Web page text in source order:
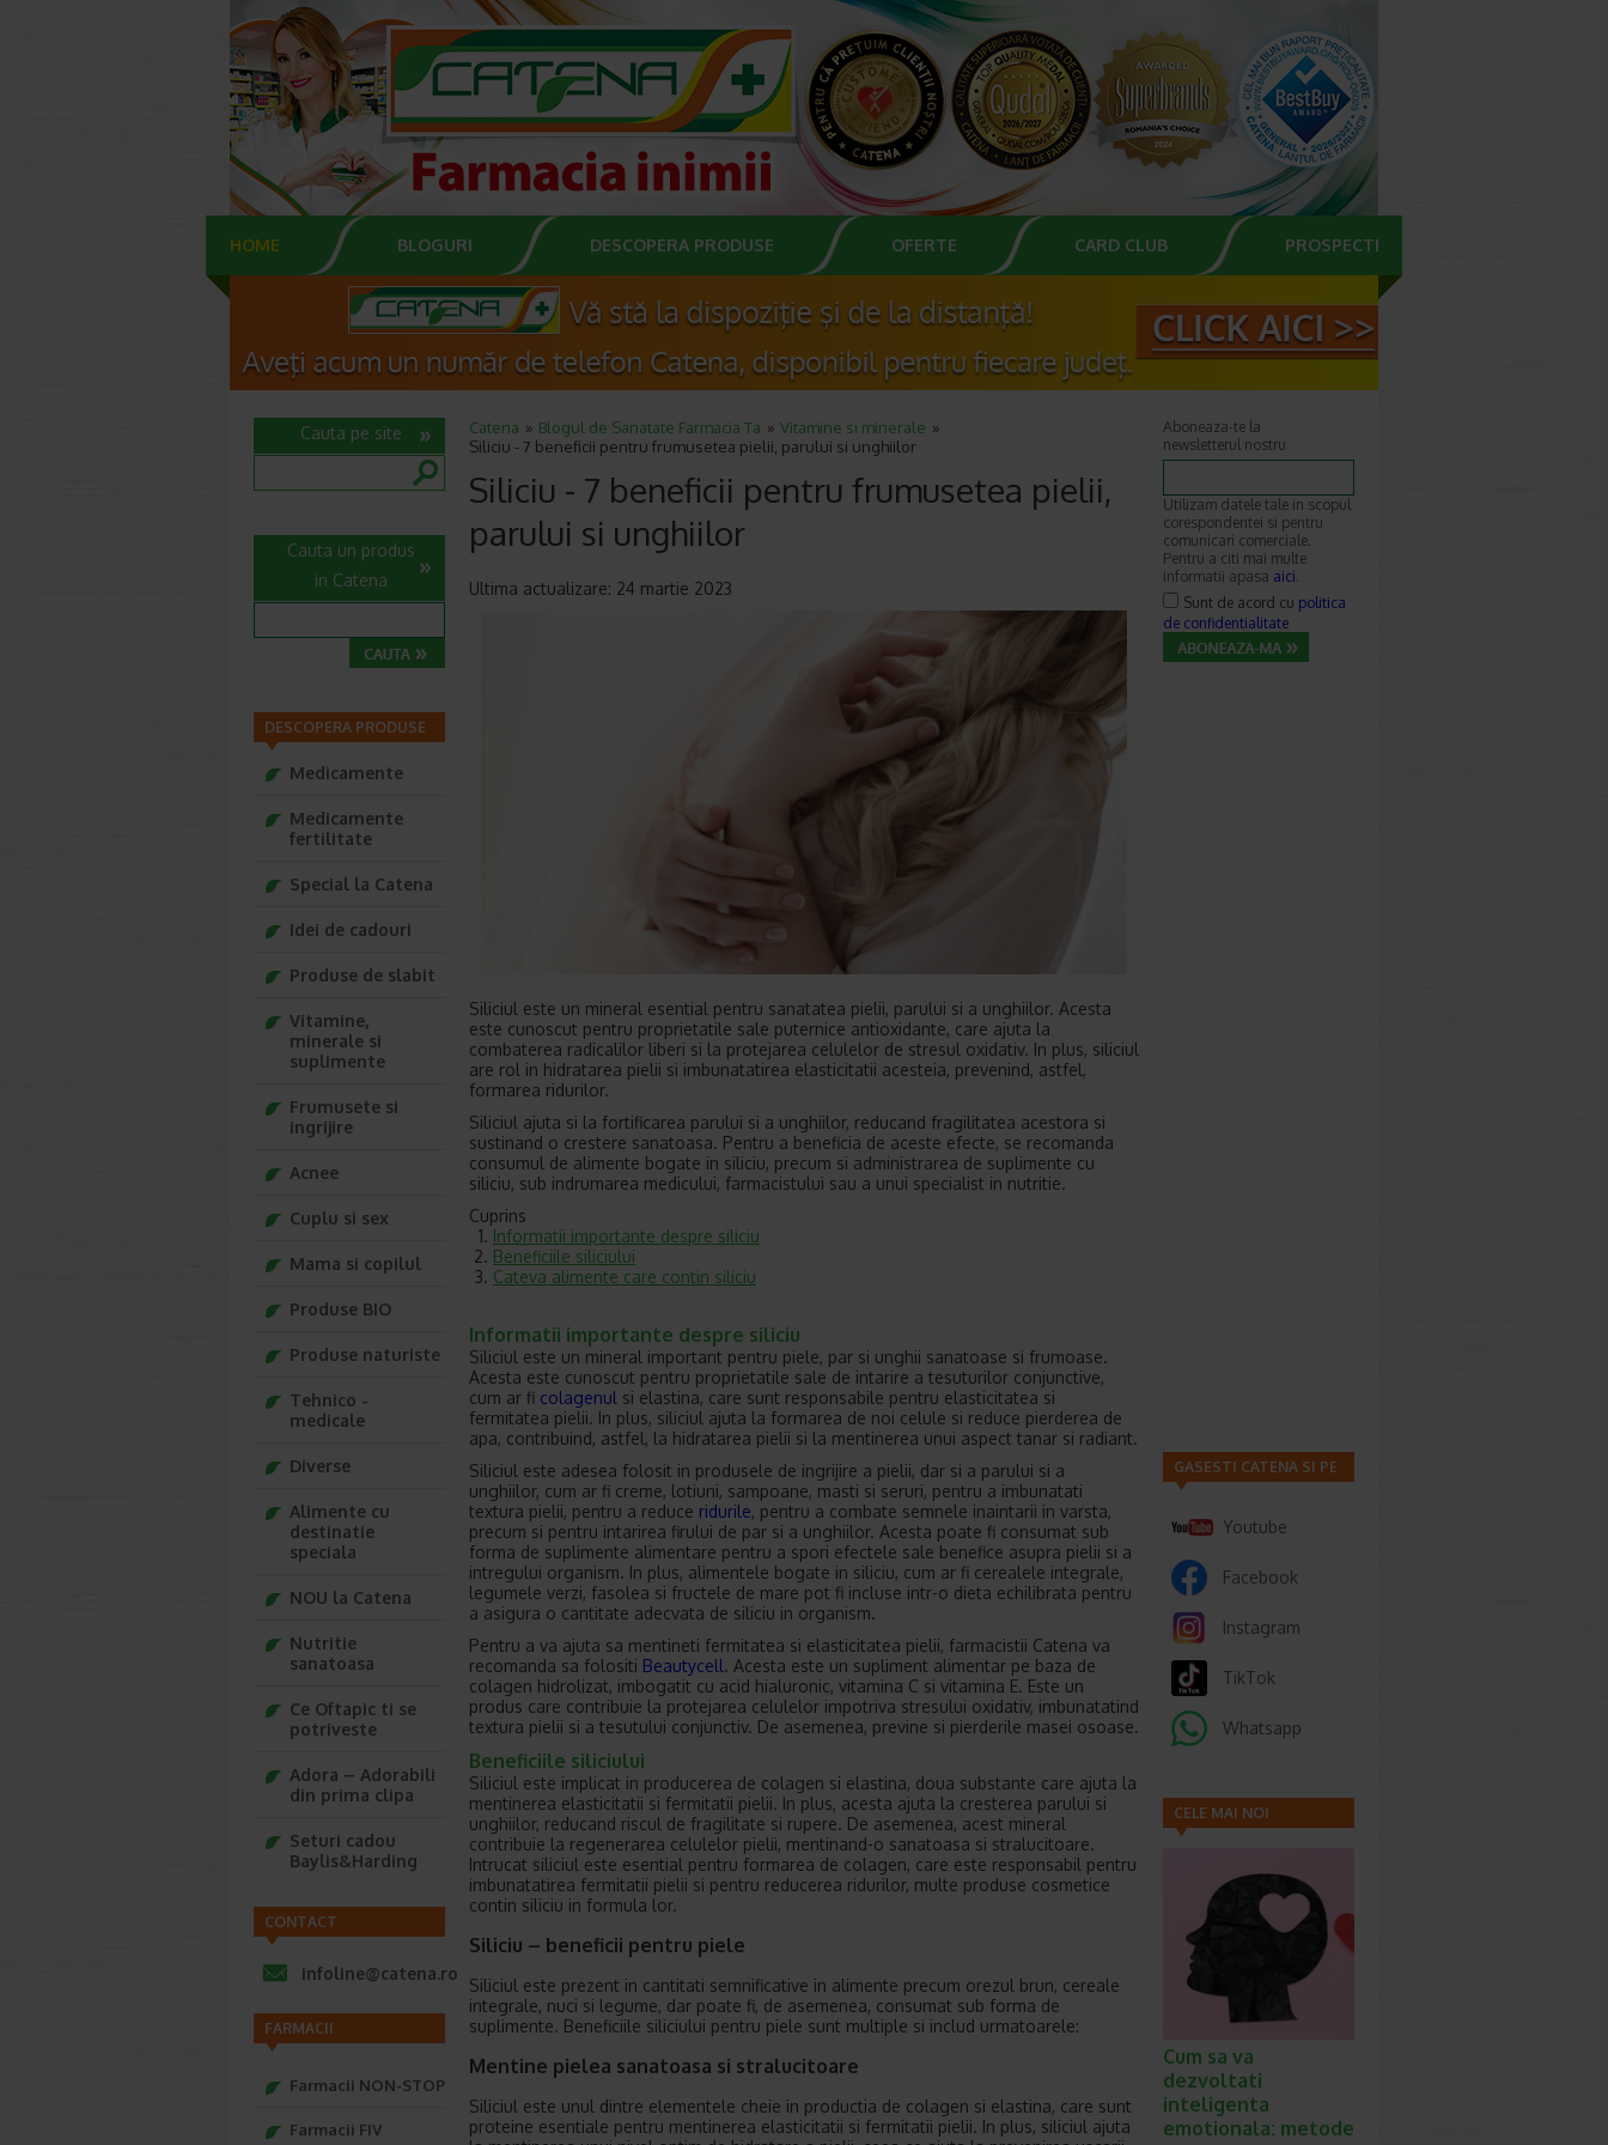
HOME BLOGURI DESCOPERA PRODUSE OFERTE CARD CLUB PROSPECTE
Catena Blogul de Sanatate Farmacia Ta
Vitamine si minerale
Siliciu - 7 beneficii pentru frumusetea pielii, parului si unghiilor
Siliciu - 7 beneficii pentru frumusetea pielii,
parului si unghiilor
Ultima actualizare: 24 martie 2023
Siliciul este un mineral esential pentru sanatatea pielii, parului si a unghiilor. Acesta
este cunoscut pentru proprietatile sale puternice antioxidante, care ajuta la
combaterea radicalilor liberi si la protejarea celulelor de stresul oxidativ. In plus, siliciul
are rol in hidratarea pielii si imbunatatirea elasticitatii acesteia, prevenind, astfel,
formarea ridurilor.
Siliciul ajuta si la fortificarea parului si a unghiilor, reducand fragilitatea acestora si
sustinand o crestere sanatoasa. Pentru a beneficia de aceste efecte, se recomanda
consumul de alimente bogate in siliciu, precum si administrarea de suplimente cu
siliciu, sub indrumarea medicului, farmacistului sau a unui specialist in nutritie.
Cuprins
Informatii importante despre siliciu
Beneficiile siliciului
Cateva alimente care contin siliciu
Informatii importante despre siliciu
Siliciul este un mineral important pentru piele, par si unghii sanatoase si frumoase.
Acesta este cunoscut pentru proprietatile sale de intarire a tesuturilor conjunctive,
cum ar fi colagenul si elastina, care sunt responsabile pentru elasticitatea si
fermitatea pielii. In plus, siliciul ajuta la formarea de noi celule si reduce pierderea de
apa, contribuind, astfel, la hidratarea pielii si la mentinerea unui aspect tanar si radiant.
Siliciul este adesea folosit in produsele de ingrijire a pielii, dar si a parului si a
unghiilor, cum ar fi creme, lotiuni, sampoane, masti si seruri, pentru a imbunatati
textura pielii, pentru a reduce ridurile, pentru a combate semnele inaintarii in varsta,
precum si pentru intarirea firului de par si a unghiilor. Acesta poate fi consumat sub
forma de suplimente alimentare pentru a spori efectele sale benefice asupra pielii si a
intregului organism. In plus, alimentele bogate in siliciu, cum ar fi cerealele integrale,
legumele verzi, fasolea si fructele de mare pot fi incluse intr-o dieta echilibrata pentru
a asigura o cantitate adecvata de siliciu in organism.
Pentru a va ajuta sa mentineti fermitatea si elasticitatea pielii, farmacistii Catena va
recomanda sa folositi Beautycell. Acesta este un supliment alimentar pe baza de
colagen hidrolizat, imbogatit cu acid hialuronic, vitamina C si vitamina E. Este un
produs care contribuie la protejarea celulelor impotriva stresului oxidativ, imbunatatind
textura pielii si a tesutului conjunctiv. De asemenea, previne si pierderile masei osoase.
Beneficiile siliciului
Siliciul este implicat in producerea de colagen si elastina, doua substante care ajuta la
mentinerea elasticitatii si fermitatii pielii. In plus, acesta ajuta la cresterea parului si
unghiilor, reducand riscul de fragilitate si rupere. De asemenea, acest mineral
contribuie la regenerarea celulelor pielii, mentinand-o sanatoasa si stralucitoare.
Intrucat siliciul este esential pentru formarea de colagen, care este responsabil pentru
imbunatatirea fermitatii pielii si pentru reducerea ridurilor, multe produse cosmetice
contin siliciu in formula lor.
Siliciu – beneficii pentru piele
Siliciul este prezent in cantitati semnificative in alimente precum orezul brun, cereale
integrale, nuci si legume, dar poate fi, de asemenea, consumat sub forma de
suplimente. Beneficiile siliciului pentru piele sunt multiple si includ urmatoarele:
Mentine pielea sanatoasa si stralucitoare
Siliciul este unul dintre elementele cheie in productia de colagen si elastina, care sunt
proteine esentiale pentru mentinerea elasticitatii si fermitatii pielii. In plus, siliciul ajuta
Cauta pe site
Cauta un produs
in Catena
DESCOPERA PRODUSE
Medicamente
Medicamente
fertilitate
Special la Catena
Idei de cadouri
Produse de slabit
Vitamine,
minerale si
suplimente
Frumusete si
ingrijire
Acnee
Cuplu si sex
Mama si copilul
Produse BIO
Produse naturiste
Tehnico -
medicale
Diverse
Alimente cu
destinatie
speciala
NOU la Catena
Nutritie
sanatoasa
Ce Oftapic ti se
potriveste
Adora – Adorabili
din prima clipa
Seturi cadou
Baylis&Harding
CONTACT
infoline@catena.ro
FARMACII
Farmacii NON-STOP
Farmacii FIV
Aboneaza-te la
newsletterul nostru
Utilizam datele tale in scopul
corespondentei si pentru
comunicari comerciale.
Pentru a citi mai multe
informatii apasa aici.
Sunt de acord cu politica
de confidentialitate
GASESTI CATENA SI PE
Youtube
Facebook
Instagram
TikTok
Whatsapp
CELE MAI NOI
Cum sa va
dezvoltati
inteligenta
emotionala: metode